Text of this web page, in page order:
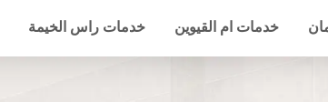
خدمات ام القيوين خدمات راس الخيمة